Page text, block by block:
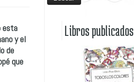
esta
y el
de
que
Libros publicados